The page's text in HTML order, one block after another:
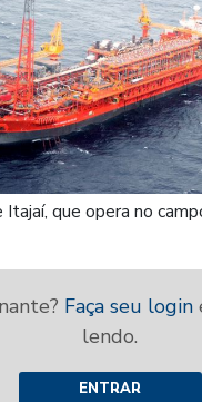
Itajaí, que opera no
Faça seu login
lendo.
ENTRAR